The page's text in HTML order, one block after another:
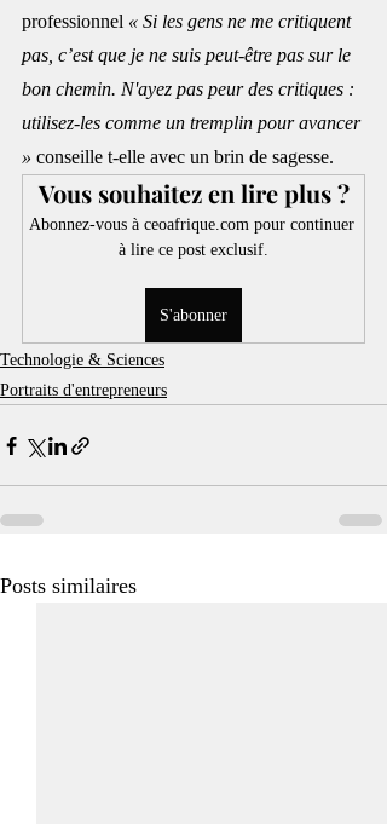
professionnel « Si les gens ne me critiquent
pas, c’est que je ne suis peut-être pas sur le
bon chemin. N'ayez pas peur des critiques :
utilisez-les comme un tremplin pour avancer
» conseille t-elle avec un brin de sagesse.
Vous souhaitez en lire plus ?
Abonnez-vous à ceoafrique.com pour continuer
à lire ce post exclusif.
S'abonner
Technologie & Sciences
Portraits d'entrepreneurs
Posts similaires